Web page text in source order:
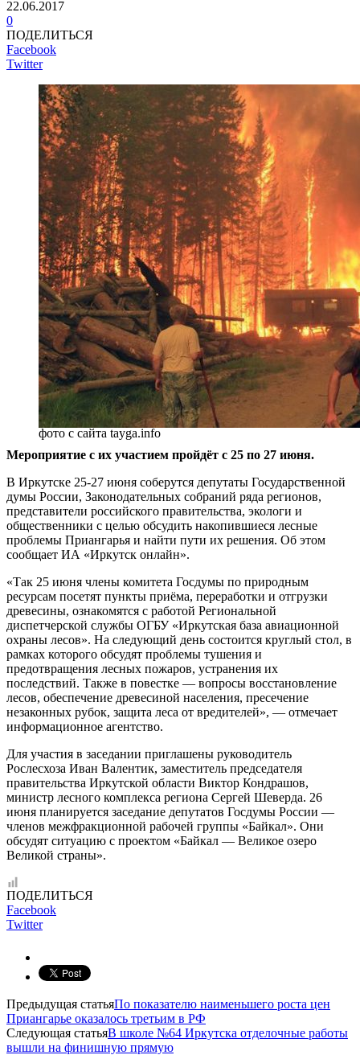
22.06.2017
0
ПОДЕЛИТЬСЯ
Facebook
Twitter
фото с сайта tayga.info
Мероприятие с их участием пройдёт с 25 по 27 июня.
В Иркутске 25-27 июня соберутся депутаты Государственной
думы России, Законодательных собраний ряда регионов,
представители российского правительства, экологи и
общественники с целью обсудить накопившиеся лесные
проблемы Приангарья и найти пути их решения. Об этом
сообщает ИА «Иркутск онлайн».
«Так 25 июня члены комитета Госдумы по природным
ресурсам посетят пункты приёма, переработки и отгрузки
древесины, ознакомятся с работой Региональной
диспетчерской службы ОГБУ «Иркутская база авиационной
охраны лесов». На следующий день состоится круглый стол, в
рамках которого обсудят проблемы тушения и
предотвращения лесных пожаров, устранения их
последствий. Также в повестке — вопросы восстановление
лесов, обеспечение древесиной населения, пресечение
незаконных рубок, защита леса от вредителей», — отмечает
информационное агентство.
Для участия в заседании приглашены руководитель
Рослесхоза Иван Валентик, заместитель председателя
правительства Иркутской области Виктор Кондрашов,
министр лесного комплекса региона Сергей Шеверда. 26
июня планируется заседание депутатов Госдумы России —
членов межфракционной рабочей группы «Байкал». Они
обсудят ситуацию с проектом «Байкал — Великое озеро
Великой страны».
ПОДЕЛИТЬСЯ
Facebook
Twitter
Предыдущая статьяПо показателю наименьшего роста цен
Приангарье оказалось третьим в РФ
Следующая статьяВ школе №64 Иркутска отделочные работы
вышли на финишную прямую